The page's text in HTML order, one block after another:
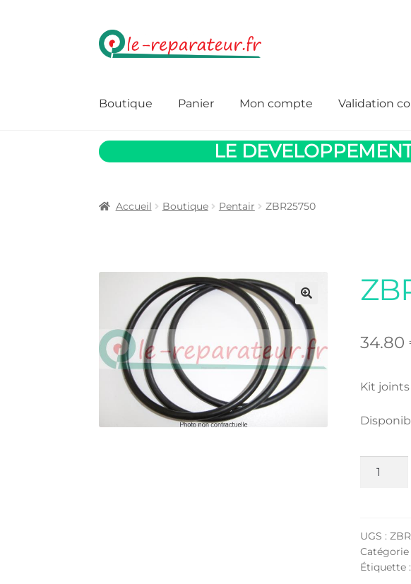
Aller
à
Aller
au
Boutique Panier Mon compte Validation
LE
Accueil Boutique Pentair ZBR25750
34.80
Kit
quantité
UGS :
Catégorie
Étiquette